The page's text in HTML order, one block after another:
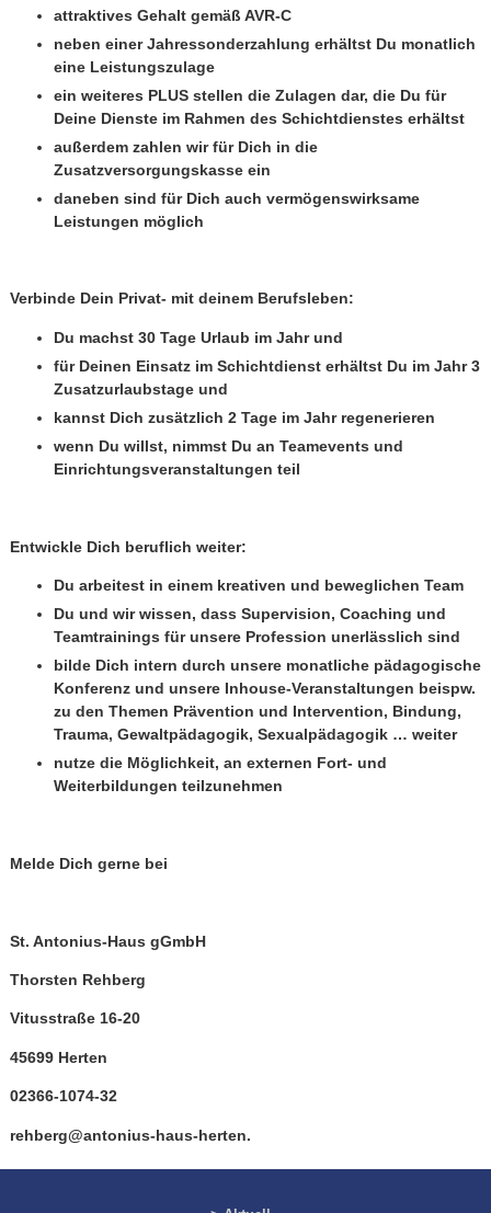
attraktives Gehalt gemäß AVR-C
neben einer Jahressonderzahlung erhältst Du monatlich
eine Leistungszulage
ein weiteres PLUS stellen die Zulagen dar, die Du für
Deine Dienste im Rahmen des Schichtdienstes erhältst
außerdem zahlen wir für Dich in die
Zusatzversorgungskasse ein
daneben sind für Dich auch vermögenswirksame
Leistungen möglich
Verbinde Dein Privat- mit deinem Berufsleben:
Du machst 30 Tage Urlaub im Jahr und
für Deinen Einsatz im Schichtdienst erhältst Du im Jahr 3
Zusatzurlaubstage und
kannst Dich zusätzlich 2 Tage im Jahr regenerieren
wenn Du willst, nimmst Du an Teamevents und
Einrichtungsveranstaltungen teil
Entwickle Dich beruflich weiter:
Du arbeitest in einem kreativen und beweglichen Team
Du und wir wissen, dass Supervision, Coaching und
Teamtrainings für unsere Profession unerlässlich sind
bilde Dich intern durch unsere monatliche pädagogische
Konferenz und unsere Inhouse-Veranstaltungen beispw.
zu den Themen Prävention und Intervention, Bindung,
Trauma, Gewaltpädagogik, Sexualpädagogik … weiter
nutze die Möglichkeit, an externen Fort- und
Weiterbildungen teilzunehmen
Melde Dich gerne bei
St. Antonius-Haus gGmbH
Thorsten Rehberg
Vitusstraße 16-20
45699 Herten
02366-1074-32
rehberg@antonius-haus-herten.